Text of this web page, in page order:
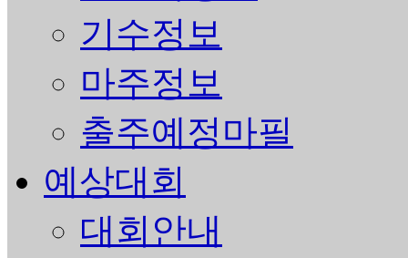
기수정보
마주정보
출주예정마필
예상대회
대회안내